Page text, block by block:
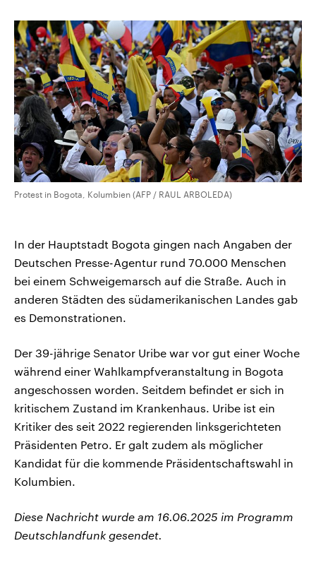
Protest in Bogota, Kolumbien (AFP / RAUL ARBOLEDA)
In der Hauptstadt Bogota gingen nach Angaben der
Deutschen Presse-Agentur rund 70.000 Menschen
bei einem Schweigemarsch auf die Straße. Auch in
anderen Städten des südamerikanischen Landes gab
es Demonstrationen.
Der 39-jährige Senator Uribe war vor gut einer Woche
während einer Wahlkampfveranstaltung in Bogota
angeschossen worden. Seitdem befindet er sich in
kritischem Zustand im Krankenhaus. Uribe ist ein
Kritiker des seit 2022 regierenden linksgerichteten
Präsidenten Petro. Er galt zudem als möglicher
Kandidat für die kommende Präsidentschaftswahl in
Kolumbien.
Diese Nachricht wurde am 16.06.2025 im Programm
Deutschlandfunk gesendet.